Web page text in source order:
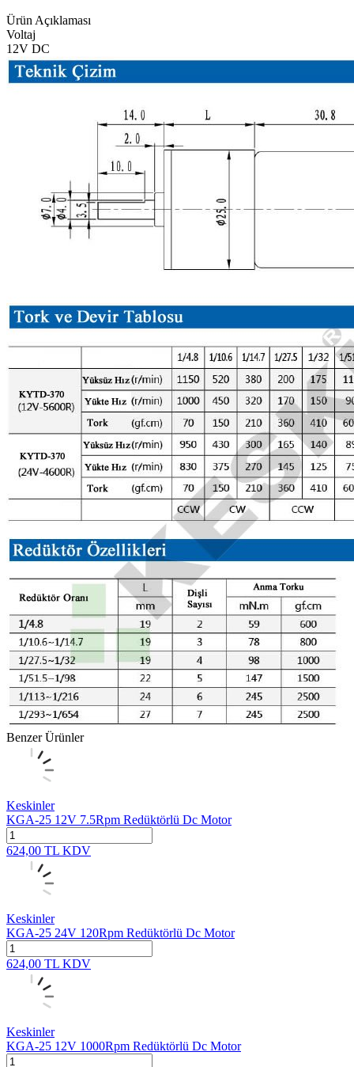
Ürün Açıklaması
Voltaj
12V DC
Benzer Ürünler
Keskinler
KGA-25 12V 7.5Rpm Redüktörlü Dc Motor
624,00 TL KDV
Keskinler
KGA-25 24V 120Rpm Redüktörlü Dc Motor
624,00 TL KDV
Keskinler
KGA-25 12V 1000Rpm Redüktörlü Dc Motor